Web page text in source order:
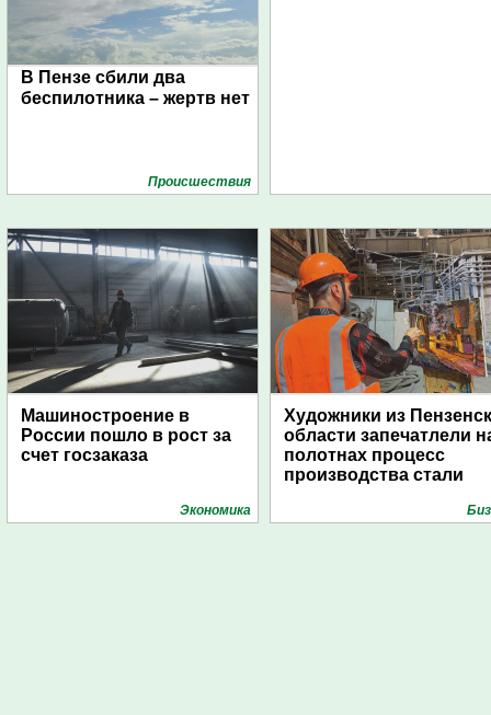
В Пензе сбили два
беспилотника – жертв нет
Проиcшествия
Машиностроение в
России пошло в рост за
счет госзаказа
Экономика
Художники из
области запечатлели
полотнах процесс
производства стали